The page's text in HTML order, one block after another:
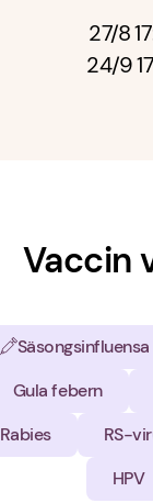
27/8
24/9
Vaccin
Säsongsinfluensa
Gula febern
Rabies RS-
HPV